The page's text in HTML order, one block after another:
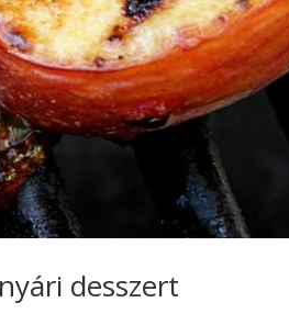
desszert